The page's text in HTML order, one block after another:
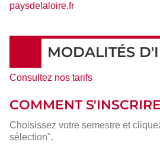
paysdelaloire.fr
MODALITÉS
Consultez nos tarifs
COMMENT
Choisissez votre semestre et
sélection".